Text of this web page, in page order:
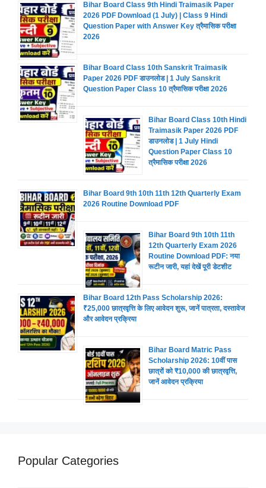
Bihar Board Class 9th Hindi Traimasik Paper
2026 PDF Download (1 July) | Class 9 Hindi
Question Paper with Answer Key त्रैमासिक परीक्षा
2026
Bihar Board Class 10th Sanskrit Traimasik
Paper 2026 PDF डाउनलोड | 1 July Sanskrit
Question Paper Class 10 त्रैमासिक परीक्षा 2026
Bihar Board Class 10th Hindi
Traimasik Paper 2026 PDF
डाउनलोड | 1 July Hindi
Question Paper Class 10
त्रैमासिक परीक्षा 2026
Bihar Board 9th 10th 11th 12th Quarterly Exam
2026 Routine Download PDF
Bihar Board 9th 10th 11th
12th Quarterly Exam 2026
Routine Download PDF: नया
रूटीन जारी, यहां देखें पूरी डेटशीट
Bihar Board 12th Pass Scholarship 2026:
₹25,000 छात्रवृत्ति के लिए आवेदन शुरू, जानें पात्रता, दस्तावेज
और आवेदन प्रक्रिया
Bihar Board Matric Pass
Scholarship 2026: 10वीं पास
छात्रों को ₹10,000 की छात्रवृत्ति,
जानें आवेदन प्रक्रिया
Popular Categories